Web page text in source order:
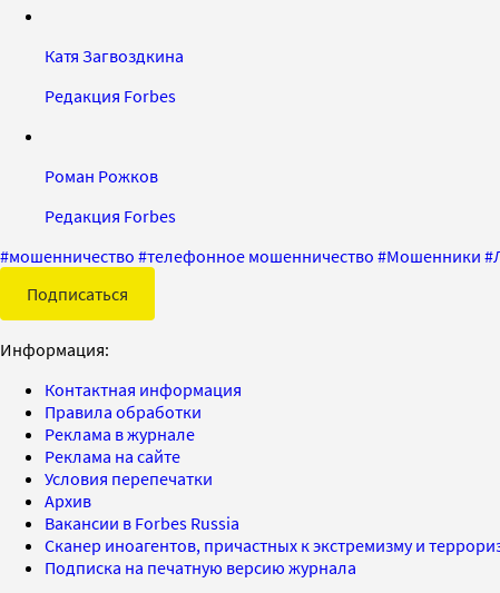
Катя Загвоздкина
Редакция Forbes
Роман Рожков
Редакция Forbes
#мошенничество #телефонное мошенничество #Мошенники #
Подписаться
Информация:
Контактная информация
Правила обработки
Реклама в журнале
Реклама на сайте
Условия перепечатки
Архив
Вакансии в Forbes Russia
Сканер иноагентов, причастных к экстремизму и
Подписка на печатную версию журнала